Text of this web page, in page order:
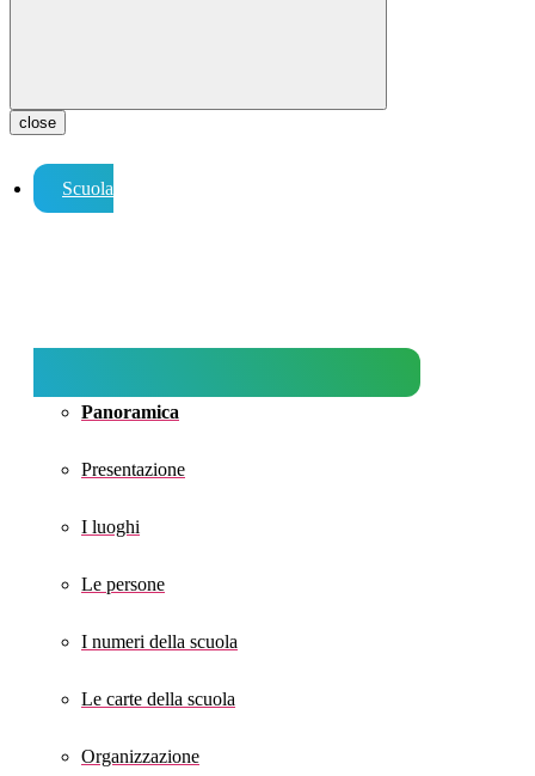
close
Scuola
Panoramica
Presentazione
I luoghi
Le persone
I numeri della scuola
Le carte della scuola
Organizzazione